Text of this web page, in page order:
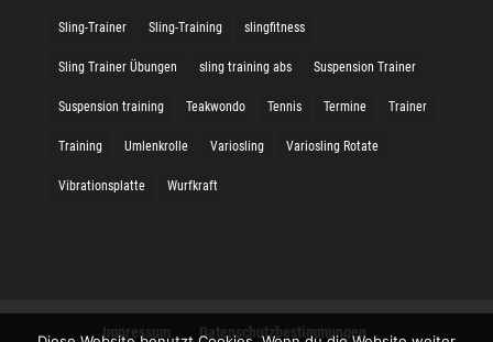
Sling-Trainer Sling-Training slingfitness
Sling Trainer Übungen sling training abs Suspension Trainer
Suspension training Teakwondo Tennis Termine Trainer
Training Umlenkrolle Variosling Variosling Rotate
Vibrationsplatte Wurfkraft
Impressum Datenschutzbestimmungen